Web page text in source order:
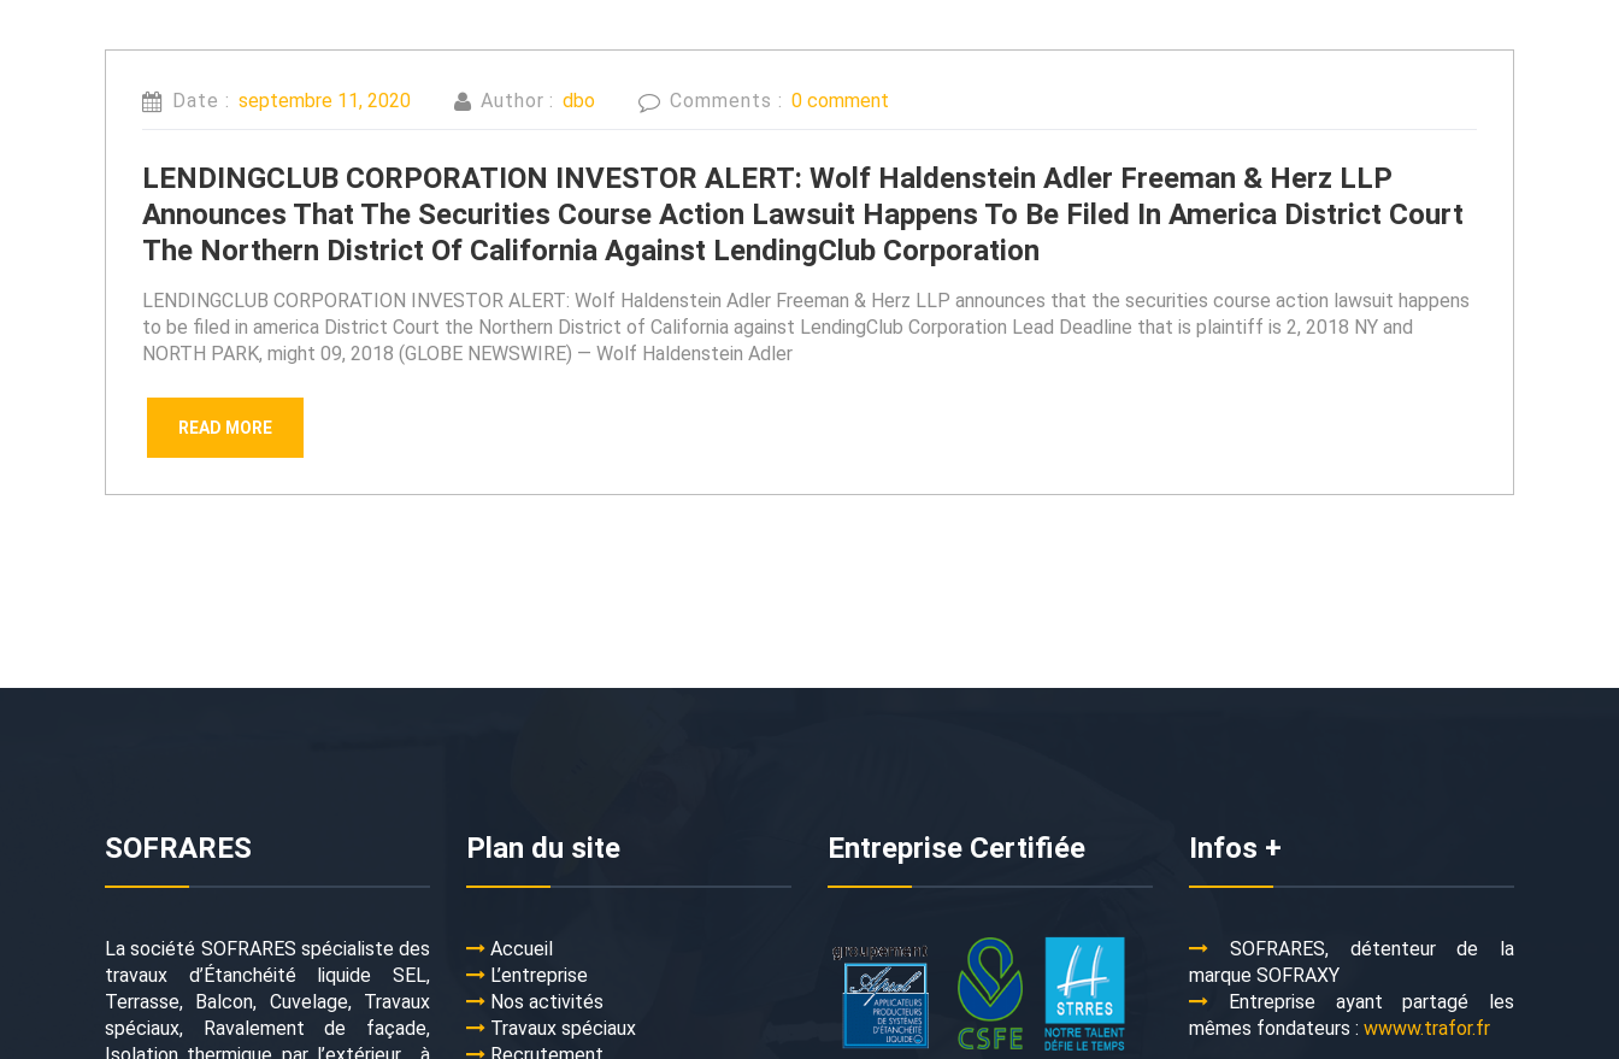
Date : septembre 11, 2020 Author : dbo Comments : 0 comment
LENDINGCLUB CORPORATION INVESTOR ALERT: Wolf Haldenstein Adler Freeman & Herz LLP
Announces That The Securities Course Action Lawsuit Happens To Be Filed In America District Court
The Northern District Of California Against LendingClub Corporation
LENDINGCLUB CORPORATION INVESTOR ALERT: Wolf Haldenstein Adler Freeman & Herz LLP announces that the securities course action lawsuit happens
to be filed in america District Court the Northern District of California against LendingClub Corporation Lead Deadline that is plaintiff is 2, 2018 NY and
NORTH PARK, might 09, 2018 (GLOBE NEWSWIRE) — Wolf Haldenstein Adler
READ MORE
SOFRARES
La société SOFRARES spécialiste des
travaux d’Étanchéité liquide SEL,
Terrasse, Balcon, Cuvelage, Travaux
spéciaux, Ravalement de façade,
Plan du site
Accueil
L’entreprise
Nos activités
Travaux spéciaux
Entreprise Certifiée Infos +
SOFRARES, détenteur de la
marque SOFRAXY
Entreprise ayant partagé les
mêmes fondateurs : wwww.trafor.fr